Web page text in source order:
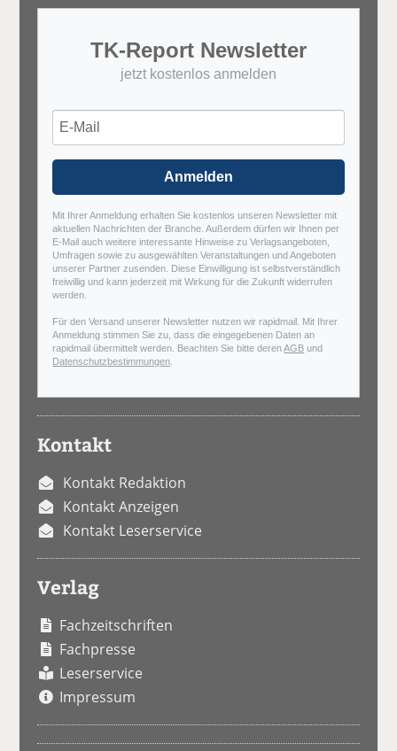
TK-Report Newsletter
jetzt kostenlos anmelden
Anmelden
Mit Ihrer Anmeldung erhalten Sie kostenlos unseren Newsletter mit
aktuellen Nachrichten der Branche. Außerdem dürfen wir Ihnen per
E-Mail auch weitere interessante Hinweise zu Verlagsangeboten,
Umfragen sowie zu ausgewählten Veranstaltungen und Angeboten
unserer Partner zusenden. Diese Einwilligung ist selbstverständlich
freiwillig und kann jederzeit mit Wirkung für die Zukunft widerrufen
werden.
Für den Versand unserer Newsletter nutzen wir rapidmail. Mit Ihrer
Anmeldung stimmen Sie zu, dass die eingegebenen Daten an
rapidmail übermittelt werden. Beachten Sie bitte derenAGB und
Datenschutzbestimmungen
Kontakt
Kontakt Redaktion
Kontakt Anzeigen
Kontakt Leserservice
Verlag
Fachzeitschriften
Fachpresse
Leserservice
Impressum